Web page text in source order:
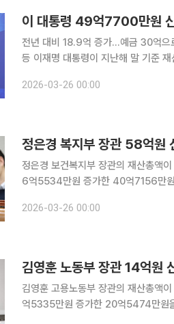
전년 대비 18.9억 증가…예금 30억으
등 이재명 대통령이 지난해 말 기준 재산을 49억7700만원가량 갖고 있다고 신고한 것으로 나타났
준 이 대통령 본인과 가족 명의의 건물
2026-03-26 00:00
정은경 복지부 장관 58억
정은경 보건복지부 장관의 재산총액
6억5534만원 증가한 40억7156만원을 신고했다. 정부공직자윤리위
2026-03-26 00:00
김영훈 노동부 장관 14억원
김영훈 고용노동부 장관의 재산총
억5335만원 증가한 20억5474만원을 신고했다. 정부공직자윤리위원회